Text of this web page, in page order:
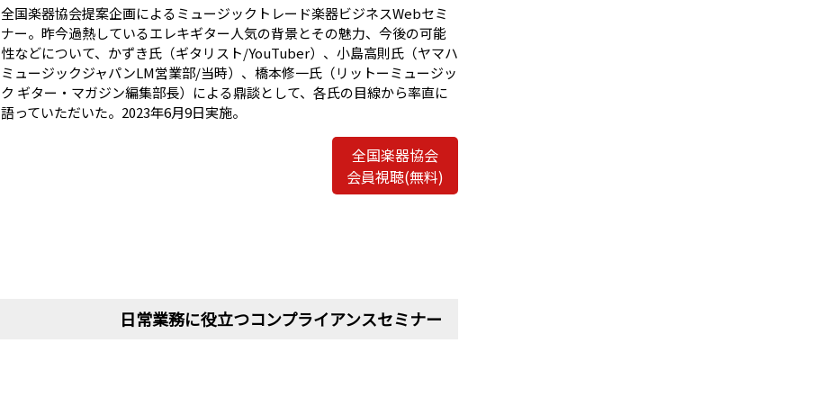
全国楽器協会提案企画によるミュージックトレード楽器ビジネスWebセミ
ナー。昨今過熱しているエレキギター人気の背景とその魅力、今後の可能
性などについて、かずき氏（ギタリスト/YouTuber）、小島高則氏（ヤマハ
ミュージックジャパンLM営業部/当時）、橋本修一氏（リットーミュージッ
ク ギター・マガジン編集部長）による鼎談として、各氏の目線から率直に
語っていただいた。2023年6月9日実施。
全国楽器協会
会員視聴(無料)
日常業務に役立つコンプライアンスセミナー